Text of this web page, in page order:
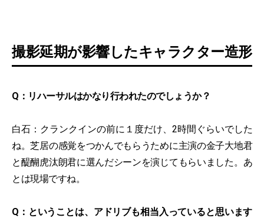
撮影延期が影響したキャラクター造形
Q：リハーサルはかなり行われたのでしょうか？
白石：クランクインの前に１度だけ、2時間ぐらいでした
ね。芝居の感覚をつかんでもらうために主演の金子大地君
と醍醐⻁汰朗君に選んだシーンを演じてもらいました。あ
とは現場ですね。
Q：ということは、アドリブも相当入っていると思います